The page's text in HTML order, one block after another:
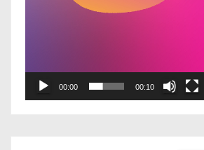
d
00:00 00:10